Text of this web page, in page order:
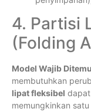
4. Partisi
(Folding
Model Wajib
membutuhkan
lipat fleksibel
memungkinkan